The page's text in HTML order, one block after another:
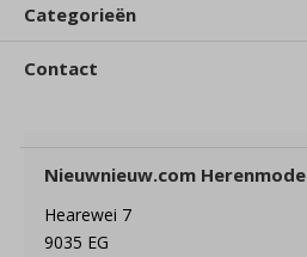
Categorieën
Contact
Nieuwnieuw.com Herenmode
Hearewei 7
9035 EG